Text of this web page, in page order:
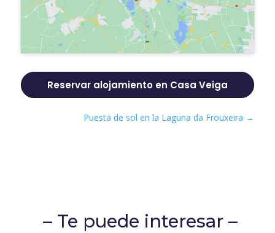
Reservar alojamiento en Casa Veiga
Puesta de sol en la Laguna da Frouxeira →
– Te puede interesar –